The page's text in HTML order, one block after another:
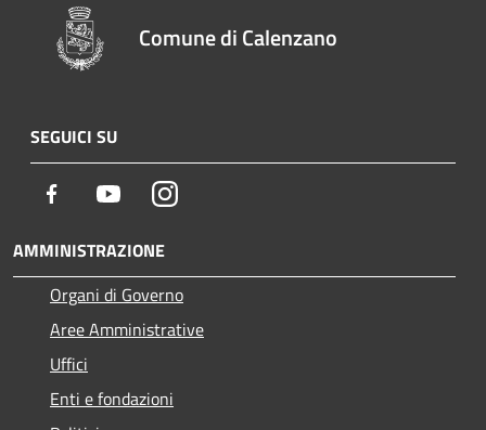
Comune di Calenzano
SEGUICI SU
Facebook YoutubeInstagram
AMMINISTRAZIONE
Organi di Governo
Aree Amministrative
Uffici
Enti e fondazioni